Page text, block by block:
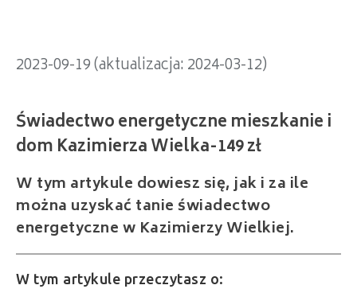
2023-09-19 (aktualizacja: 2024-03-12)
W tym artykule dowiesz się, jak i za ile
można uzyskać tanie świadectwo
energetyczne w Kazimierzy Wielkiej.
W tym artykule przeczytasz o: